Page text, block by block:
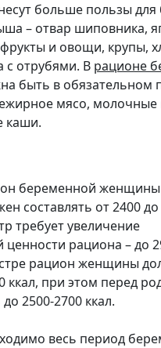
больше пользы
– отвар шиповника,
и овощи, крупы,
с отрубями. В рационе
быть в обязательном
мясо, молочные
каши.
беременной
составлять от 2400 до
требует увеличение
ценности рациона – до
рацион женщины
ккал, при этом перед
2500-2700 ккал.
весь период